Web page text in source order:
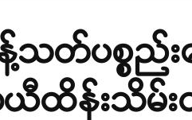
သတ်ပစ္စည်း
းသိမ်းထာ